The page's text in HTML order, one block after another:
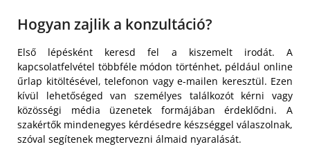
Hogyan zajlik a konzultáció?
Első lépésként keresd fel a kiszemelt irodát. A
kapcsolatfelvétel többféle módon történhet, például online
űrlap kitöltésével, telefonon vagy e-mailen keresztül. Ezen
kívül lehetőséged van személyes találkozót kérni vagy
közösségi média üzenetek formájában érdeklődni. A
szakértők mindenegyes kérdésedre készséggel válaszolnak,
szóval segítenek megtervezni álmaid nyaralását.